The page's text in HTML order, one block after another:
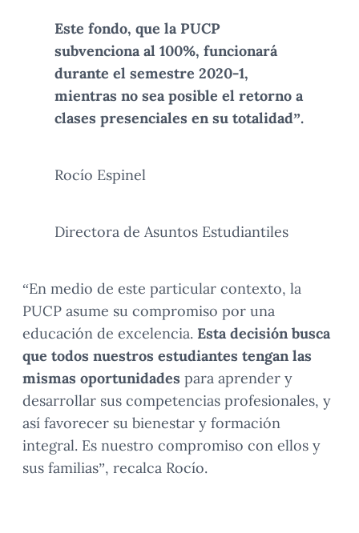
Este fondo, que la PUCP
subvenciona al 100%, funcionará
durante el semestre 2020-1,
mientras no sea posible el retorno a
clases presenciales en su totalidad”.
Rocío Espinel
Directora de Asuntos Estudiantiles
“En medio de este particular contexto, la
PUCP asume su compromiso por una
educación de excelencia. Esta decisión busca
que todos nuestros estudiantes tengan las
mismas oportunidades para aprender y
desarrollar sus competencias profesionales, y
así favorecer su bienestar y formación
integral. Es nuestro compromiso con ellos y
sus familias”, recalca Rocío.